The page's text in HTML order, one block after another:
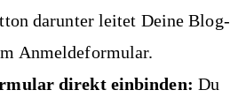
darunter leitet Deine Blog-
Anmeldeformular.
direkt einbinden: Du